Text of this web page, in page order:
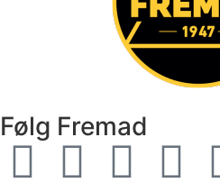
Følg Fremad